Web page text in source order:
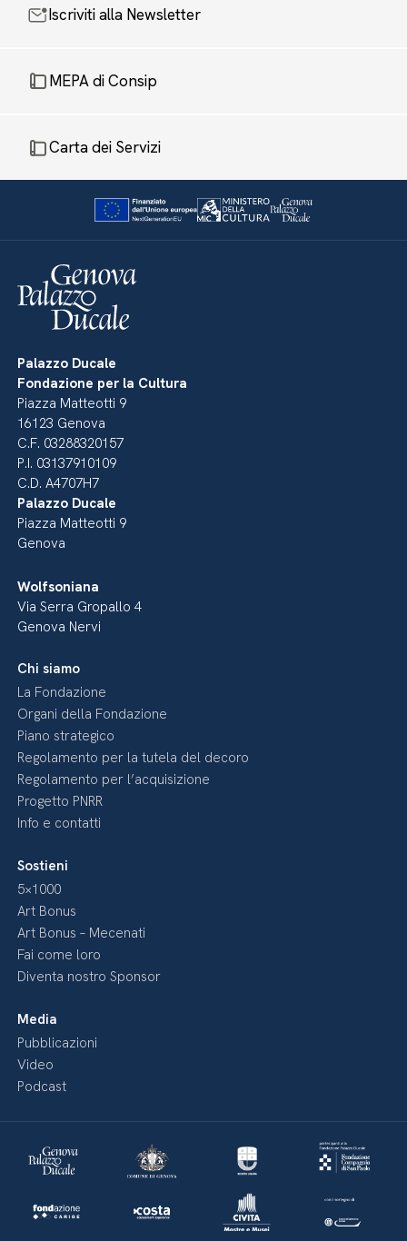
Iscriviti alla Newsletter
MEPA di Consip
Carta dei Servizi
Palazzo Ducale
Fondazione per la Cultura
Piazza Matteotti 9
16123 Genova
C.F. 03288320157
P.I. 03137910109
C.D. A4707H7
Palazzo Ducale
Piazza Matteotti 9
Genova
Wolfsoniana
Via Serra Gropallo 4
Genova Nervi
Chi siamo
La Fondazione
Organi della Fondazione
Piano strategico
Regolamento per la tutela del decoro
Regolamento per l’acquisizione
Progetto PNRR
Info e contatti
Sostieni
5×1000
Art Bonus
Art Bonus – Mecenati
Fai come loro
Diventa nostro Sponsor
Media
Pubblicazioni
Video
Podcast